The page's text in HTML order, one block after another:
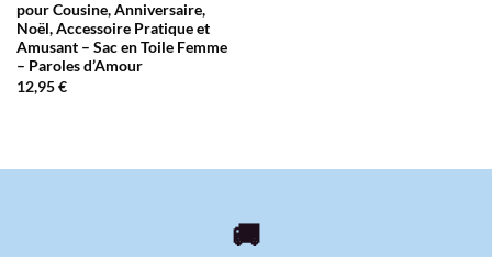
pour Cousine, Anniversaire,
Noël, Accessoire Pratique et
Amusant – Sac en Toile Femme
– Paroles d’Amour
12,95€
🚚